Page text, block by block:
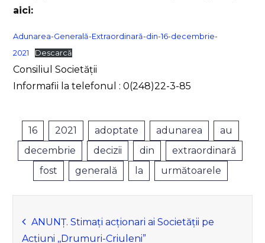
aici:
Adunarea-Generală-Extraordinară-din-16-decembrie-
2021
Descarcă
Consiliul Societății
Informafii la telefonul : 0(248)22-3-85
16 2021 adoptate adunarea
au
decembrie
decizii din
extraordinară
fost
generală la următoarele
Navigare
ANUNȚ. Stimați acționari ai Societății pe
Acțiuni ,,Drumuri-Criuleni”